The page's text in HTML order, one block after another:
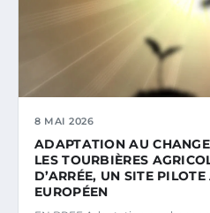
8 MAI 2026
ADAPTATION AU
LES TOURBIÈRES
D’ARRÉE, UN SITE
EUROPÉEN